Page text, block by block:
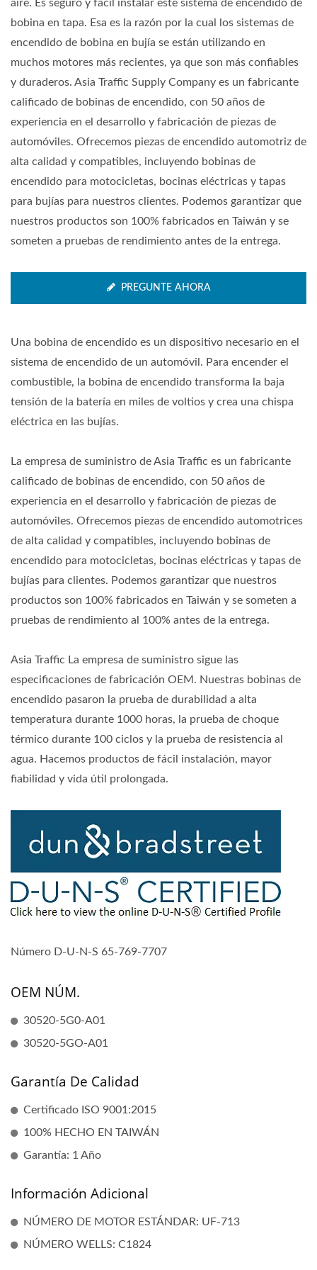
aire. Es seguro y fácil instalar este sistema de encendido de
bobina en tapa. Esa es la razón por la cual los sistemas de
encendido de bobina en bujía se están utilizando en
muchos motores más recientes, ya que son más confiables
y duraderos. Asia Traffic Supply Company es un fabricante
calificado de bobinas de encendido, con 50 años de
experiencia en el desarrollo y fabricación de piezas de
automóviles. Ofrecemos piezas de encendido automotriz de
alta calidad y compatibles, incluyendo bobinas de
encendido para motocicletas, bocinas eléctricas y tapas
para bujías para nuestros clientes. Podemos garantizar que
nuestros productos son 100% fabricados en Taiwán y se
someten a pruebas de rendimiento antes de la entrega.
PREGUNTE AHORA
Una bobina de encendido es un dispositivo necesario en el
sistema de encendido de un automóvil. Para encender el
combustible, la bobina de encendido transforma la baja
tensión de la batería en miles de voltios y crea una chispa
eléctrica en las bujías.
La empresa de suministro de Asia Traffic es un fabricante
calificado de bobinas de encendido, con 50 años de
experiencia en el desarrollo y fabricación de piezas de
automóviles. Ofrecemos piezas de encendido automotrices
de alta calidad y compatibles, incluyendo bobinas de
encendido para motocicletas, bocinas eléctricas y tapas de
bujías para clientes. Podemos garantizar que nuestros
productos son 100% fabricados en Taiwán y se someten a
pruebas de rendimiento al 100% antes de la entrega.
Asia Traffic La empresa de suministro sigue las
especificaciones de fabricación OEM. Nuestras bobinas de
encendido pasaron la prueba de durabilidad a alta
temperatura durante 1000 horas, la prueba de choque
térmico durante 100 ciclos y la prueba de resistencia al
agua. Hacemos productos de fácil instalación, mayor
fiabilidad y vida útil prolongada.
Número D-U-N-S 65-769-7707
OEM NÚM.
30520-5G0-A01
30520-5GO-A01
Garantía De Calidad
Certificado ISO 9001:2015
100% HECHO EN TAIWÁN
Garantía: 1 Año
Información Adicional
NÚMERO DE MOTOR ESTÁNDAR: UF-713
NÚMERO WELLS: C1824